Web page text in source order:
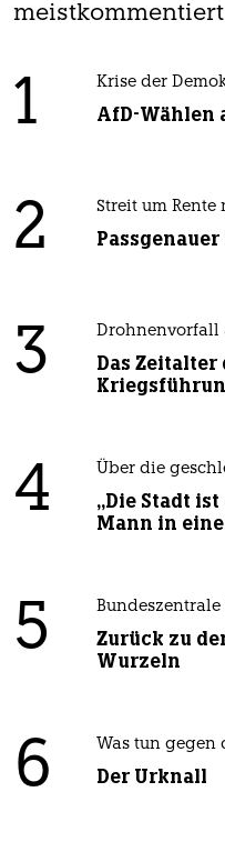
meistkommentiert
1 Krise der
AfD-Wählen
2 Streit um Rente
3 Drohnenvorfall
Das
4 Über die
„Die Stadt
Mann in
5
Zurück zu
Wurzeln
6 Was tun gegen
Der Urknall